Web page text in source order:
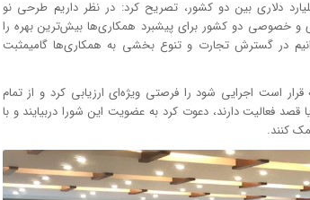
با اظهار امیدواری برای تحقق تجارت ۵ میلیارد دلاری بین دو کشور، تصریح کرد: در نظر داریم طرحی نو
و خصوصی دو کشور برای پیشبرد همکاری‌ها بیش‌ترین بهره را
در گسترش تجارت و تنوع بخشی به همکاری‌ها گامیمثبت
است اجرایی شود را فرصتی ویژه‌ای ارزیابی کرد و از تمام
فعالیت دارند، دعوت کرد به عضویت این شورا دربیایند و با
کنند.